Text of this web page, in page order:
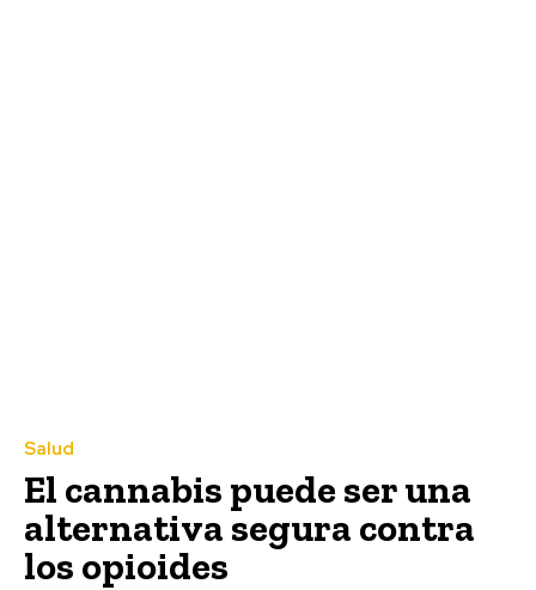
Salud
El cannabis puede ser una
alternativa segura contra
los opioides